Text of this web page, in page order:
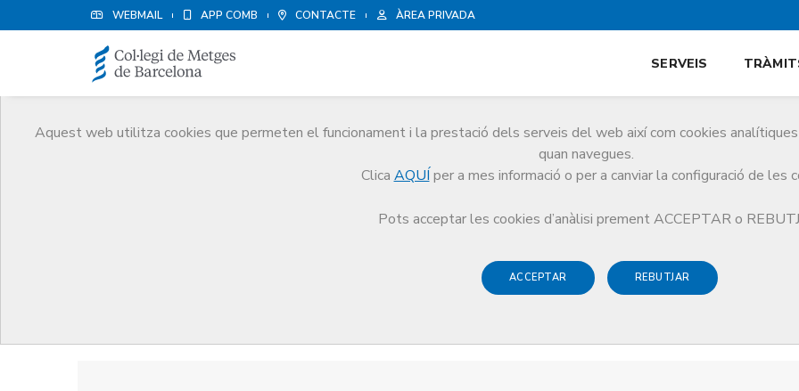
WEBMAIL APP COMB CONTACTE ÀREA PRIVADA
Aquest web utilitza cookies que permeten el funcionament i la prestació dels serveis del web així com cookies
quan navegues.
Clica AQUÍ per a mes informació o per a canviar la configuració de les
Pots acceptar les cookies d’anàlisi prement ACCEPTAR o
ACCEPTAR REBUTJAR
SERVEIS
Guardonat Edició 2024